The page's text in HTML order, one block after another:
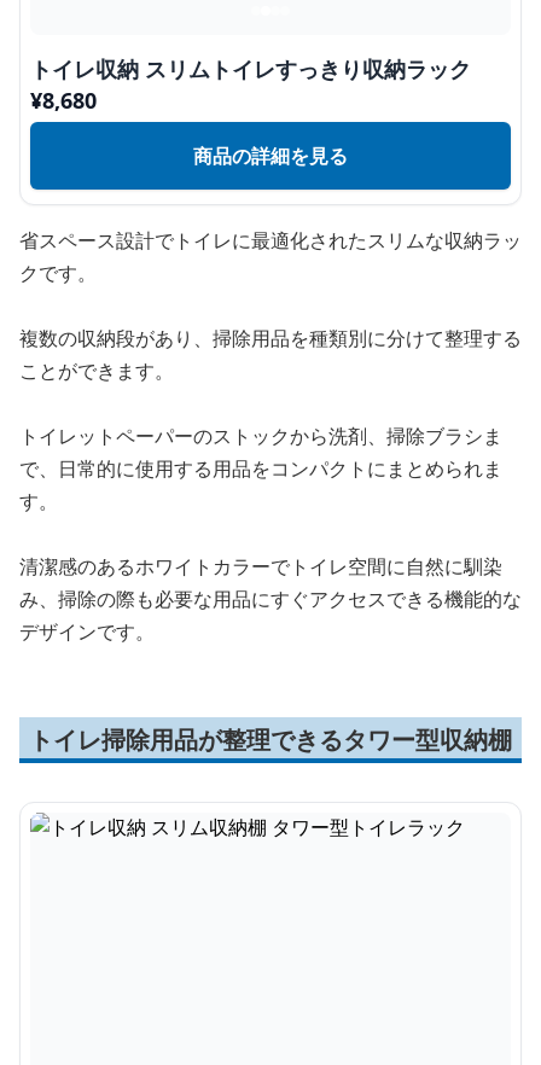
トイレ収納 スリムトイレすっきり収納ラック
¥8,680
商品の詳細を見る
省スペース設計でトイレに最適化されたスリムな収納ラッ
クです。
複数の収納段があり、掃除用品を種類別に分けて整理する
ことができます。
トイレットペーパーのストックから洗剤、掃除ブラシま
で、日常的に使用する用品をコンパクトにまとめられま
す。
清潔感のあるホワイトカラーでトイレ空間に自然に馴染
み、掃除の際も必要な用品にすぐアクセスできる機能的な
デザインです。
トイレ掃除用品が整理できるタワー型収納棚